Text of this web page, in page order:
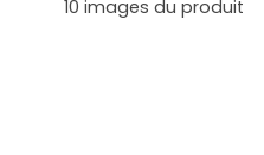
10 images du produit